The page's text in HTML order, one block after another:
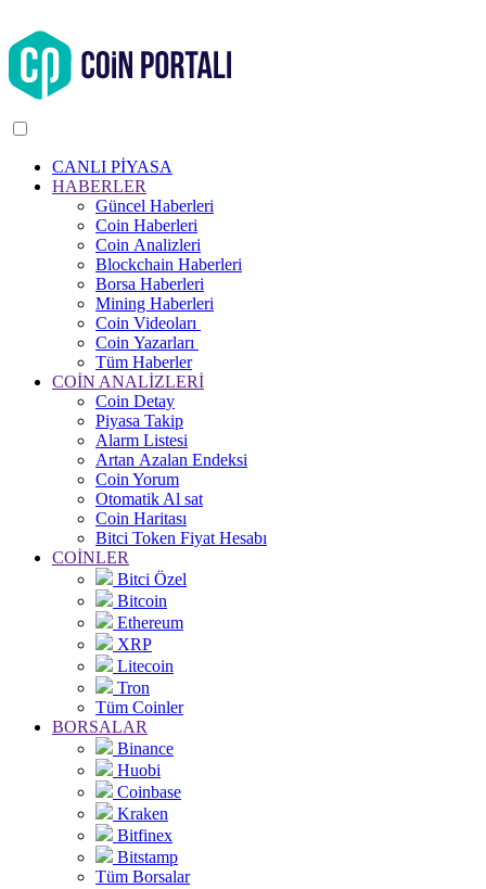
CANLI PİYASA
HABERLER
Güncel Haberleri
Coin Haberleri
Coin Analizleri
Blockchain Haberleri
Borsa Haberleri
Mining Haberleri
Coin Videoları
Coin Yazarları
Tüm Haberler
COİN ANALİZLERİ
Coin Detay
Piyasa Takip
Alarm Listesi
Artan Azalan Endeksi
Coin Yorum
Otomatik Al sat
Coin Haritası
Bitci Token Fiyat Hesabı
COİNLER
Bitci Özel
Bitcoin
Ethereum
XRP
Litecoin
Tron
Tüm Coinler
BORSALAR
Binance
Huobi
Coinbase
Kraken
Bitfinex
Bitstamp
Tüm Borsalar